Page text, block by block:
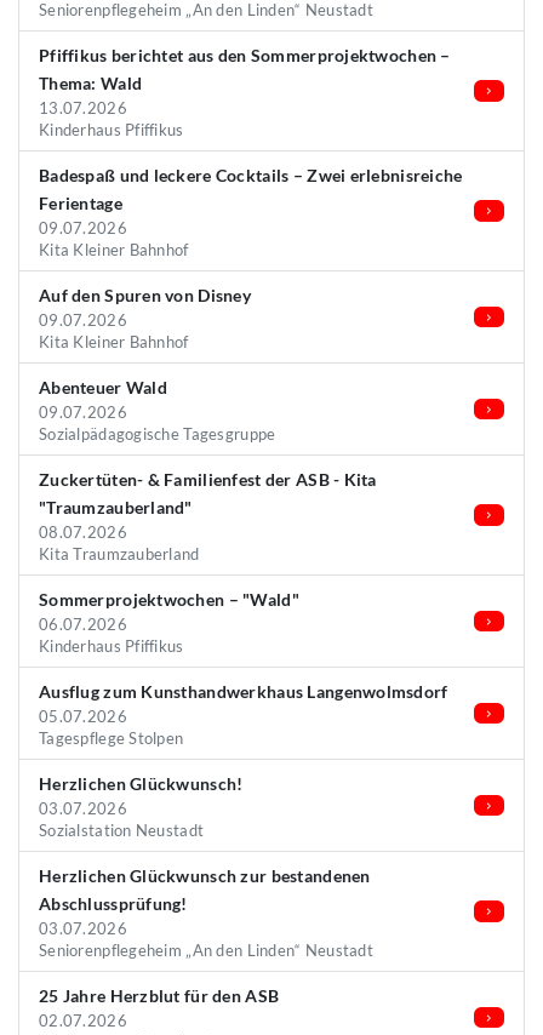
Seniorenpflegeheim „An den Linden“ Neustadt
Pfiffikus berichtet aus den Sommerprojektwochen –
Thema: Wald
13.07.2026
Kinderhaus Pfiffikus
Badespaß und leckere Cocktails – Zwei erlebnisreiche
Ferientage
09.07.2026
Kita Kleiner Bahnhof
Auf den Spuren von Disney
09.07.2026
Kita Kleiner Bahnhof
Abenteuer Wald
09.07.2026
Sozialpädagogische Tagesgruppe
Zuckertüten- & Familienfest der ASB - Kita
"Traumzauberland"
08.07.2026
Kita Traumzauberland
Sommerprojektwochen – "Wald"
06.07.2026
Kinderhaus Pfiffikus
Ausflug zum Kunsthandwerkhaus Langenwolmsdorf
05.07.2026
Tagespflege Stolpen
Herzlichen Glückwunsch!
03.07.2026
Sozialstation Neustadt
Herzlichen Glückwunsch zur bestandenen
Abschlussprüfung!
03.07.2026
Seniorenpflegeheim „An den Linden“ Neustadt
25 Jahre Herzblut für den ASB
02.07.2026